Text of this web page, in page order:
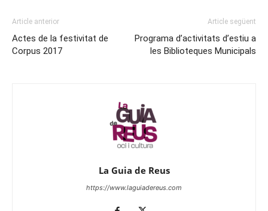
Article anterior
Actes de la festivitat de
Corpus 2017
Article següent
Programa d’activitats d’estiu a
les Biblioteques Municipals
La Guia de Reus
https://www.laguiadereus.com